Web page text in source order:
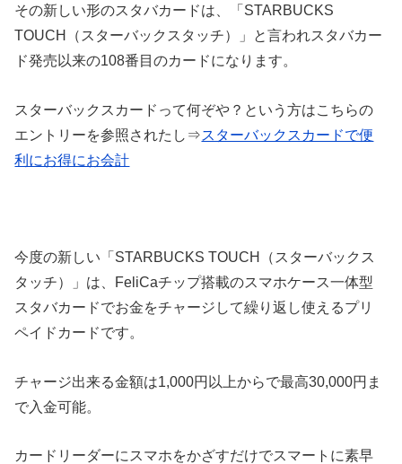
その新しい形のスタバカードは、「STARBUCKS
TOUCH（スターバックスタッチ）」と言われスタバカー
ド発売以来の108番目のカードになります。
スターバックスカードって何ぞや？という方はこちらの
エントリーを参照されたし⇒スターバックスカードで便
利にお得にお会計
今度の新しい「STARBUCKS TOUCH（スターバックス
タッチ）」は、FeliCaチップ搭載のスマホケース一体型
スタバカードでお金をチャージして繰り返し使えるプリ
ペイドカードです。
チャージ出来る金額は1,000円以上からで最高30,000円ま
で入金可能。
カードリーダーにスマホをかざすだけでスマートに素早